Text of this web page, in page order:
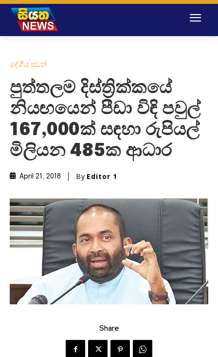
දේශීය පුවත්
පුත්තලම දිස්ත්‍රික්කයේ
නියඟයෙන් පීඩා විඳි පවුල්
167,000ක් සඳහා රුපියල්
මිලියන 485ක ආධාර
April 21, 2018 By Editor 1
Share